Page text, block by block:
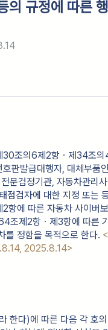
의 규정에 따른
30조의6제2항ㆍ제34조
판발급대행자, 대체부품
문검정기관, 자동차관리
점검자에 대한 지정 또는
항에 따른 자동차 사이버
조제2항ㆍ제3항에 따른
를 정함을 목적으로 한다.
2025.8.14>
한다)에 따른 다음 각 호